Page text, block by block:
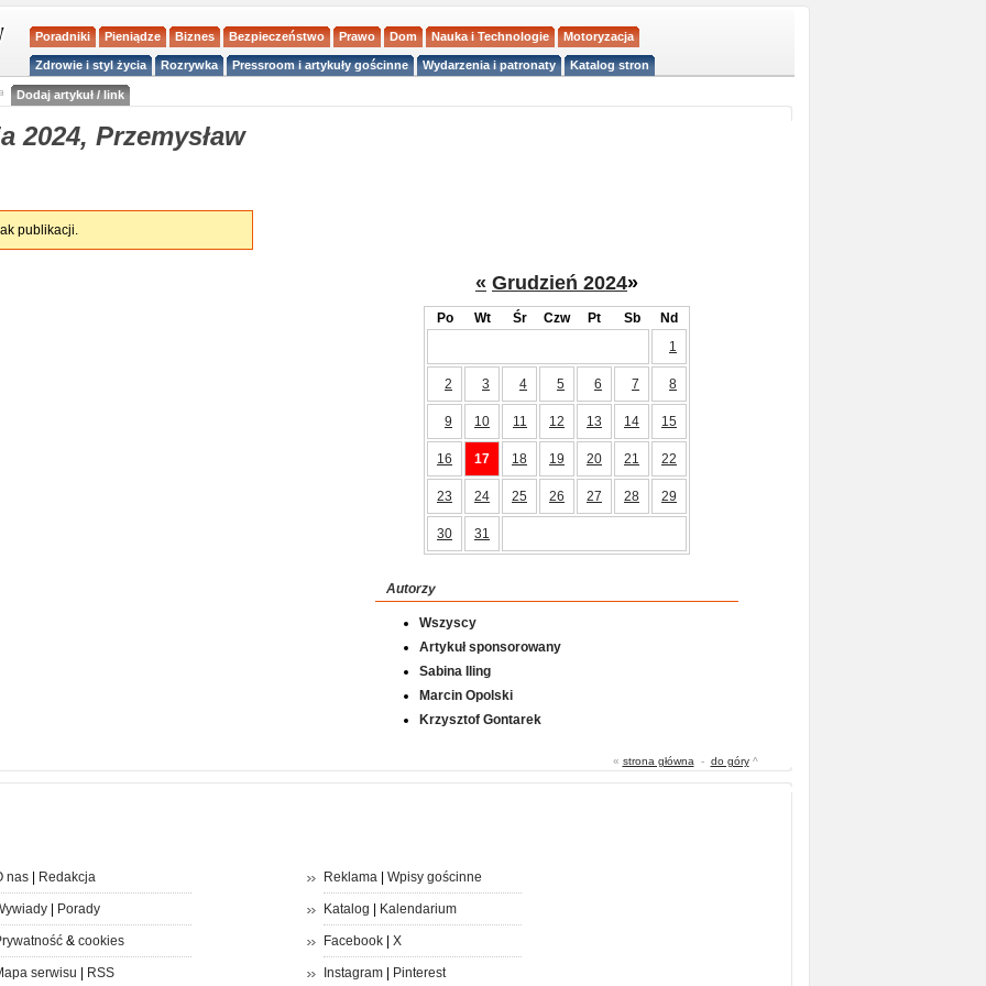
Poradniki Pieniądze Biznes Bezpieczeństwo Prawo Dom Nauka i Technologie Motoryzacja
Zdrowie i styl życia Rozrywka Pressroom i artykuły gościnne Wydarzenia i patronaty Katalog stron
Dodaj artykuł / link
2024, Przemysław
publikacji.
« Grudzień 2024»
Po Wt Śr Czw Pt Sb
Nd
1
2 3 4 5 6 7 8
9 10 11 12 13 14 15
16 17 18 19 20 21 22
23 24 25 26 27 28 29
30 31
Autorzy
Wszyscy
Artykuł sponsorowany
Sabina Iling
Marcin Opolski
Krzysztof Gontarek
« strona główna - do góry^
nas| Redakcja
| Porady
& cookies
serwisu RSS
Reklama| Wpisy gościnne
Katalog Kalendarium
Facebook| X
Instagram| Pinterest